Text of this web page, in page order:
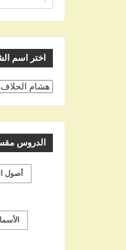
عن
اختر اسم
اختر
الدروس
أصول